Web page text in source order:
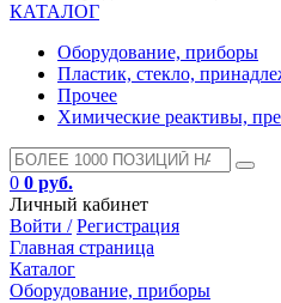
КАТАЛОГ
Оборудование, приборы
Пластик, стекло,
Прочее
Химические реактивы,
0 0 руб.
Личный кабинет
Войти / Регистрация
Главная страница
Каталог
Оборудование, приборы